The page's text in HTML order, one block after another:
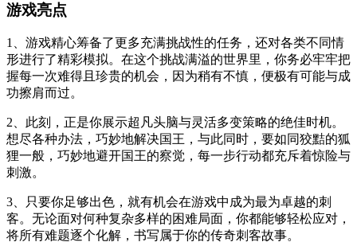
游戏亮点
1、游戏精心筹备了更多充满挑战性的任务，还对各类不同情
形进行了精彩模拟。在这个挑战满溢的世界里，你务必牢牢把
握每一次难得且珍贵的机会，因为稍有不慎，便极有可能与成
功擦肩而过。
2、此刻，正是你展示超凡头脑与灵活多变策略的绝佳时机。
想尽各种办法，巧妙地解决国王，与此同时，要如同狡黠的狐
狸一般，巧妙地避开国王的察觉，每一步行动都充斥着惊险与
刺激。
3、只要你足够出色，就有机会在游戏中成为最为卓越的刺
客。无论面对何种复杂多样的困难局面，你都能够轻松应对，
将所有难题逐个化解，书写属于你的传奇刺客故事。